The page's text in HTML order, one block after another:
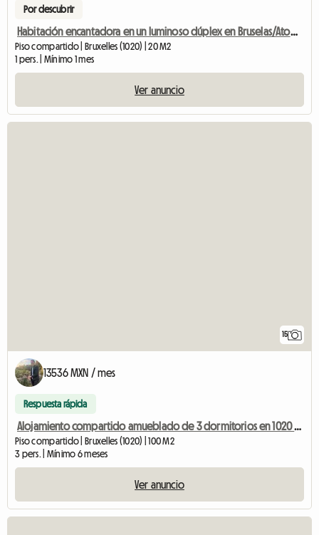
Por descubrir
Habitación encantadora en un luminoso dúplex en Bruselas/Atomium.
Piso compartido | Bruxelles (1020) | 20 M2
1 pers. | Mínimo 1 mes
Ver anuncio
15
13536 MXN / mes
Respuesta rápida
Alojamiento compartido amueblado de 3 dormitorios en 1020 Bruselas
Piso compartido | Bruxelles (1020) | 100 M2
3 pers. | Mínimo 6 meses
Ver anuncio